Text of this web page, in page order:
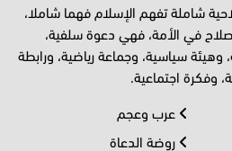
شاملة تفهم الإسلام فهما شاملا،
في الأمة، فهي دعوة سلفية،
سياسية، وجماعة رياضية، ورابطة
وفكرة اجتماعية.
عرب وعجم
روضة الدعاة